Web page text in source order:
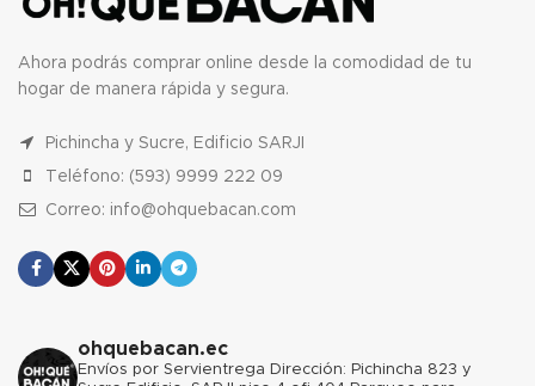
Ahora podrás comprar online desde la comodidad de tu
hogar de manera rápida y segura.
Pichincha y Sucre, Edificio SARJI
Teléfono: (593) 9999 222 09
Correo: info@ohquebacan.com
ohquebacan.ec
Envíos por Servientrega Dirección: Pichincha 823 y